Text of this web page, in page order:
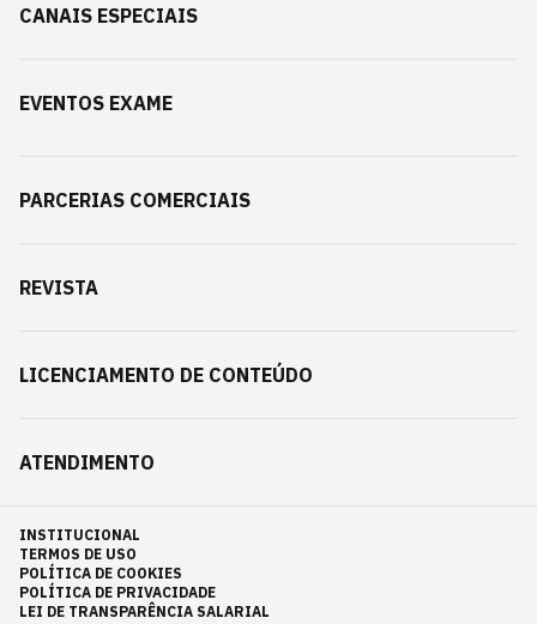
CANAIS ESPECIAIS
EVENTOS EXAME
PARCERIAS COMERCIAIS
REVISTA
LICENCIAMENTO DE CONTEÚDO
ATENDIMENTO
INSTITUCIONAL
TERMOS DE USO
POLÍTICA DE COOKIES
POLÍTICA DE PRIVACIDADE
LEI DE TRANSPARÊNCIA SALARIAL